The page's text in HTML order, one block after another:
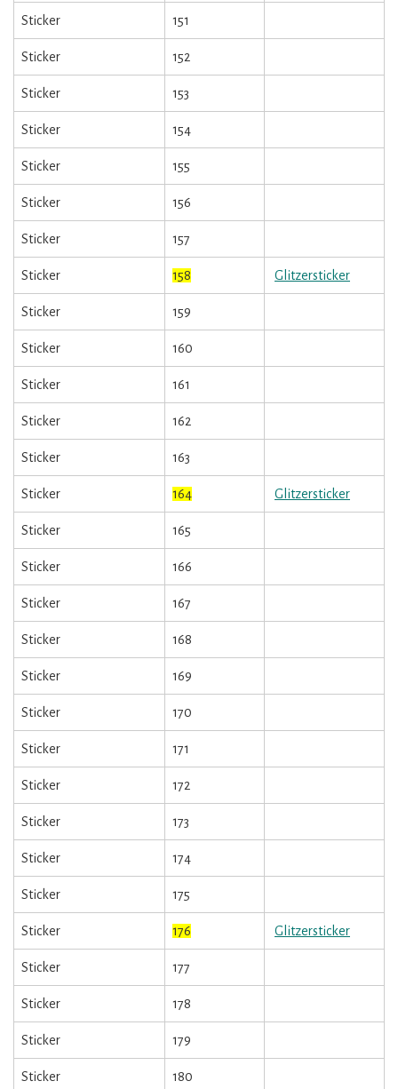
Sticker 151
Sticker 152
Sticker 153
Sticker 154
Sticker 155
Sticker 156
Sticker 157
Sticker 158 Glitzersticker
Sticker 159
Sticker 160
Sticker 161
Sticker 162
Sticker 163
Sticker 164 Glitzersticker
Sticker 165
Sticker 166
Sticker 167
Sticker 168
Sticker 169
Sticker 170
Sticker 171
Sticker 172
Sticker 173
Sticker 174
Sticker 175
Sticker 176 Glitzersticker
Sticker 177
Sticker 178
Sticker 179
Sticker 180